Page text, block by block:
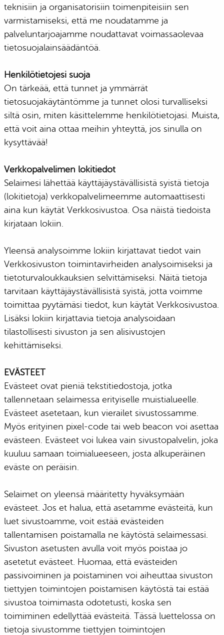
teknisiin ja organisatorisiin toimenpiteisiin sen
varmistamiseksi, että me noudatamme ja
palveluntarjoajamme noudattavat voimassaolevaa
tietosuojalainsäädäntöä.
Henkilötietojesi suoja
On tärkeää, että tunnet ja ymmärrät
tietosuojakäytäntömme ja tunnet olosi turvalliseksi
siltä osin, miten käsittelemme henkilötietojasi. Muista,
että voit aina ottaa meihin yhteyttä, jos sinulla on
kysyttävää!
Verkkopalvelimen lokitiedot
Selaimesi lähettää käyttäjäystävällisistä syistä tietoja
(lokitietoja) verkkopalvelimeemme automaattisesti
aina kun käytät Verkkosivustoa. Osa näistä tiedoista
kirjataan lokiin.
Yleensä analysoimme lokiin kirjattavat tiedot vain
Verkkosivuston toimintavirheiden analysoimiseksi ja
tietoturvaloukkauksien selvittämiseksi. Näitä tietoja
tarvitaan käyttäjäystävällisistä syistä, jotta voimme
toimittaa pyytämäsi tiedot, kun käytät Verkkosivustoa.
Lisäksi lokiin kirjattavia tietoja analysoidaan
tilastollisesti sivuston ja sen alisivustojen
kehittämiseksi.
EVÄSTEET
Evästeet ovat pieniä tekstitiedostoja, jotka
tallennetaan selaimessa erityiselle muistialueelle.
Evästeet asetetaan, kun vierailet sivustossamme.
Myös erityinen pixel-code tai web beacon voi asettaa
evästeen. Evästeet voi lukea vain sivustopalvelin, joka
kuuluu samaan toimialueeseen, josta alkuperäinen
eväste on peräisin.
Selaimet on yleensä määritetty hyväksymään
evästeet. Jos et halua, että asetamme evästeitä, kun
luet sivustoamme, voit estää evästeiden
tallentamisen poistamalla ne käytöstä selaimessasi.
Sivuston asetusten avulla voit myös poistaa jo
asetetut evästeet. Huomaa, että evästeiden
passivoiminen ja poistaminen voi aiheuttaa sivuston
tiettyjen toimintojen poistamisen käytöstä tai estää
sivustoa toimimasta odotetusti, koska sen
toimiminen edellyttää evästeitä. Tässä luettelossa on
tietoja sivustomme tiettyjen toimintojen